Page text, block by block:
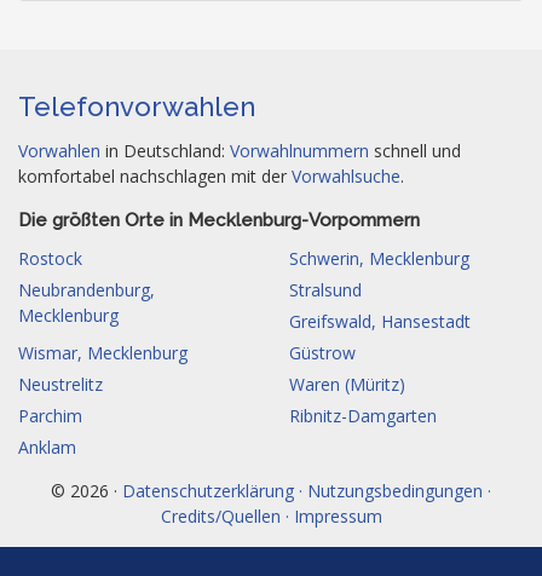
Telefonvorwahlen
Vorwahlen in Deutschland: Vorwahlnummern schnell und
komfortabel nachschlagen mit der Vorwahlsuche.
Die größten Orte in Mecklenburg-Vorpommern
Rostock
Schwerin, Mecklenburg
Neubrandenburg,
Mecklenburg
Stralsund
Greifswald, Hansestadt
Wismar, Mecklenburg
Güstrow
Neustrelitz
Waren (Müritz)
Parchim
Ribnitz-Damgarten
Anklam
© 2026 · Datenschutzerklärung · Nutzungsbedingungen ·
Credits/Quellen · Impressum